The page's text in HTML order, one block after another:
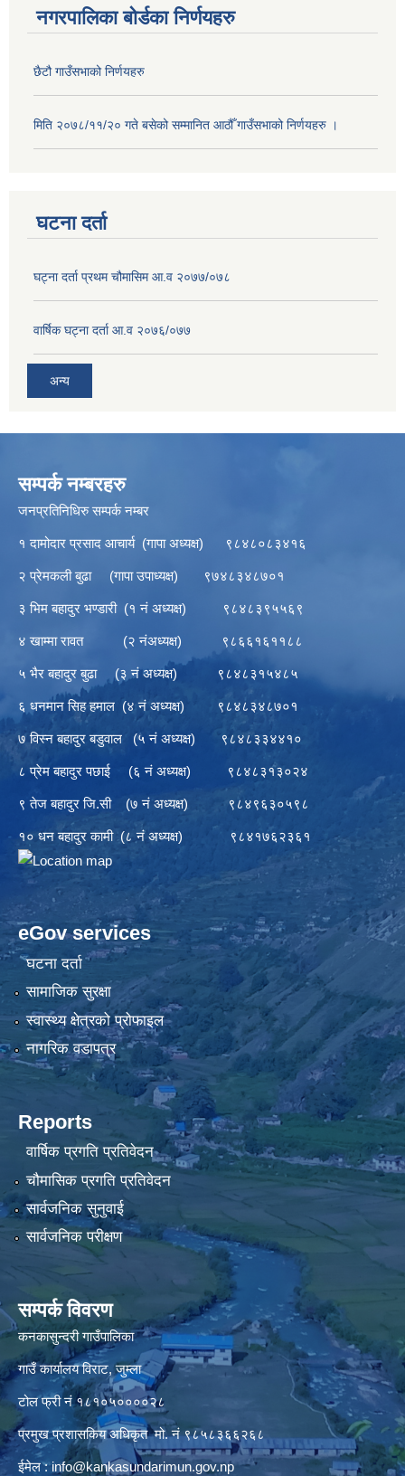
नगरपालिका बोर्डका निर्णयहरु
छैटौ गाउँसभाको निर्णयहरु
मिति २०७८/११/२० गते बसेको सम्मानित आठौँ गाउँसभाको निर्णयहरु ।
घटना दर्ता
घट्ना दर्ता प्रथम चौमासिम आ.व २०७७/०७८
वार्षिक घट्ना दर्ता आ.व २०७६/०७७
अन्य
सम्पर्क नम्बरहरु
जनप्रतिनिधिरु सम्पर्क नम्बर
१ दामोदार प्रसाद आचार्य (गापा अध्यक्ष) ९८४८०८३४१६
२ प्रेमकली बुढा (गापा उपाध्यक्ष) ९७४८३४८७०१
३ भिम बहादुर भण्डारी (१ नं अध्यक्ष) ९८४८३९५५६९
४ खाम्मा रावत (२ नंअध्यक्ष) ९८६६१६११८८
५ भैर बहादुर बुढा (३ नं अध्यक्ष) ९८४८३१५४८५
६ धनमान सिह हमाल (४ नं अध्यक्ष) ९८४८३४८७०१
७ विस्न बहादुर बडुवाल (५ नं अध्यक्ष) ९८४८३३४४१०
८ प्रेम बहादुर पछाई (६ नं अध्यक्ष) ९८४८३१३०२४
९ तेज बहादुर जि.सी (७ नं अध्यक्ष) ९८४९६३०५९८
१० धन बहादुर कामी (८ नं अध्यक्ष) ९८४१७६२३६१
eGov services
घटना दर्ता
सामाजिक सुरक्षा
स्वास्थ्य क्षेत्रको प्रोफाइल
नागरिक वडापत्र
Reports
वार्षिक प्रगति प्रतिवेदन
चौमासिक प्रगति प्रतिवेदन
सार्वजनिक सुनुवाई
सार्वजनिक परीक्षण
सम्पर्क विवरण
कनकासुन्दरी गाउँपालिका
गाउँ कार्यालय विराट, जुम्ला
टोल फ्री नं १८१०५००००२८
प्रमुख प्रशासकिय अधिकृत मो. नं ९८५८३६६२६८
ईमेल :info@kankasundarimun.gov.np